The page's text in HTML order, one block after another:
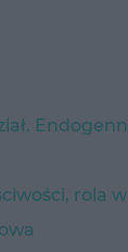
rola